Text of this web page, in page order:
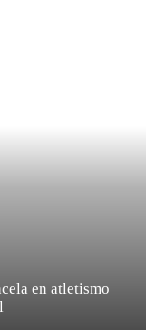
en atletismo